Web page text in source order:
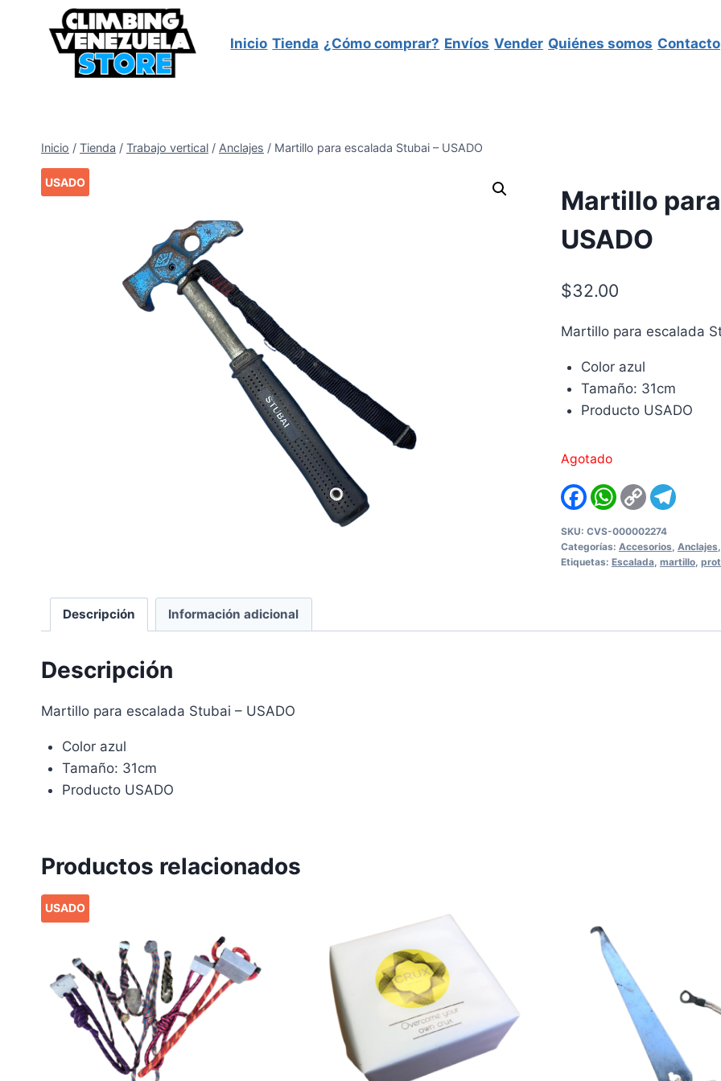
contenido
Inicio Tienda ¿Cómo comprar? Envíos Vender Quiénes somos Contacto
Inicio / Tienda / Trabajo vertical / Anclajes / Martillo para escalada Stubai – USADO
USADO
Martillo
USADO
$32.00
Martillo para escalada
Color azul
Tamaño: 31cm
Producto USADO
Agotado
FacebookWhatsApp
Copy
Link
SKU: CVS-000002274
Categorías: Accesorios Anclajes
Etiquetas: Escalada, martillo,
Descripción Información adicional
Descripción
Martillo para escalada Stubai – USADO
Color azul
Tamaño: 31cm
Producto USADO
Productos relacionados
USADO